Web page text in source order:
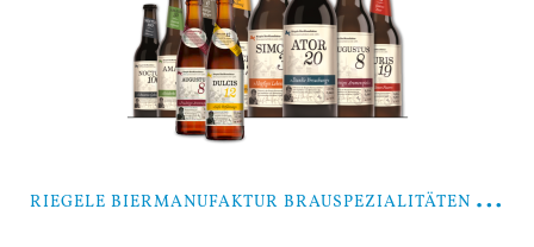
R
IEGELE BIERMANUFAKTUR BRAUSPEZIALITÄTEN MIXPAKET